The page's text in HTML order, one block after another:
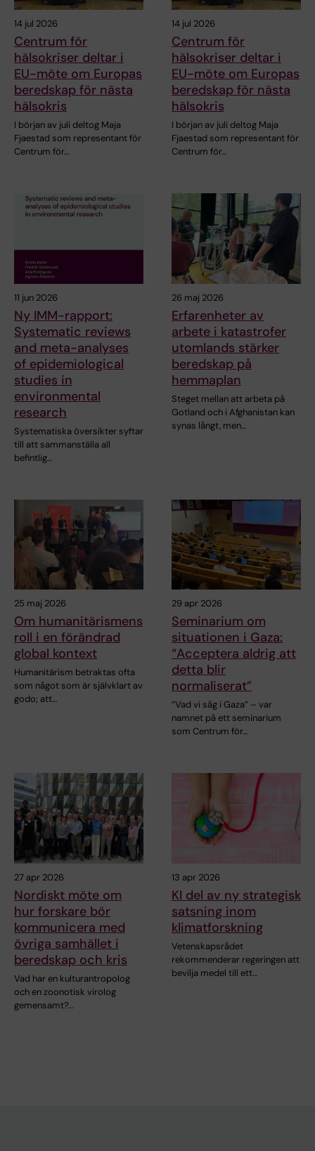
14 jul 2026
Centrum för
hälsokriser deltar i
EU-möte om Europas
beredskap för nästa
hälsokris
I början av juli deltog Maja
Fjaestad som representant för
Centrum för…
14 jul 2026
Centrum för
hälsokriser deltar i
EU-möte om Europas
beredskap för nästa
hälsokris
I början av juli deltog Maja
Fjaestad som representant för
Centrum för…
11 jun 2026
Ny IMM-rapport:
Systematic reviews
and meta-analyses
of epidemiological
studies in
environmental
research
Systematiska översikter syftar
till att sammanställa all
befintlig…
26 maj 2026
Erfarenheter av
arbete i katastrofer
utomlands stärker
beredskap på
hemmaplan
Steget mellan att arbeta på
Gotland och i Afghanistan kan
synas långt, men…
25 maj 2026
Om humanitärismens
roll i en förändrad
global kontext
Humanitärism betraktas ofta
som något som är självklart av
godo; att…
29 apr 2026
Seminarium om
situationen i Gaza:
“Acceptera aldrig att
detta blir
normaliserat”
”Vad vi såg i Gaza” – var
namnet på ett seminarium
som Centrum för…
27 apr 2026
Nordiskt möte om
hur forskare bör
kommunicera med
övriga samhället i
beredskap och kris
Vad har en kulturan­tropolog
och en zoonotisk virolog
gemensamt?…
13 apr 2026
KI del av ny strategisk
satsning inom
klimatforskning
Vetenskapsrådet
rekommenderar regeringen att
bevilja medel till ett…